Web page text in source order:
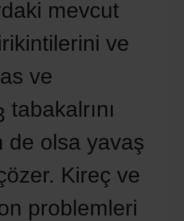
mevcut
ve
ve
tabakalrını
de olsa yavaş
Kireç ve
problemleri